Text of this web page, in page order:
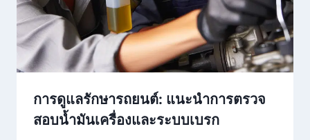
การดูแลรักษารถยนต์: แนะนำการตรวจ
สอบน้ำมันเครื่องและระบบเบรก